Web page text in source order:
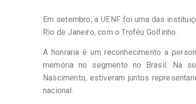
Em setembro, a UENF foi uma das
Rio de Janeiro, com o Troféu Golfinho.
A honraria é um reconhecimento a
memória no segmento no Brasil. Na
Nascimento, estiveram juntos
nacional.